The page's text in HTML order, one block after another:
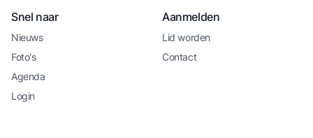
Snel naar
Nieuws
Foto's
Agenda
Login
Aanmelden
Lid worden
Contact